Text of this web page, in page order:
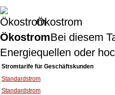
Ökostrom
ÖkostromBei diesem
Energiequellen oder
Stromtarife für Geschäftskunden
Standardstrom
Standardstrom